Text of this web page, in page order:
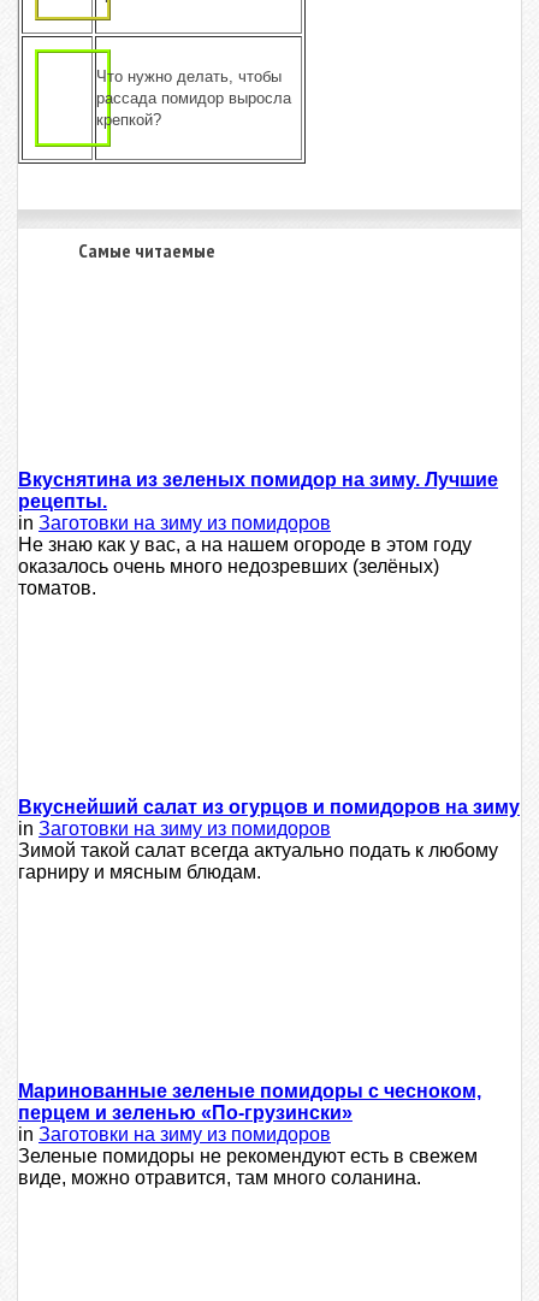
Что нужно делать, чтобы
рассада помидор выросла
крепкой?
Самые читаемые
Вкуснятина из зеленых помидор на зиму. Лучшие
рецепты.
in Заготовки на зиму из помидоров
Не знаю как у вас, а на нашем огороде в этом году
оказалось очень много недозревших (зелёных)
томатов.
Вкуснейший салат из огурцов и помидоров на зиму
in Заготовки на зиму из помидоров
Зимой такой салат всегда актуально подать к любому
гарниру и мясным блюдам.
Маринованные зеленые помидоры с чесноком,
перцем и зеленью «По-грузински»
in Заготовки на зиму из помидоров
Зеленые помидоры не рекомендуют есть в свежем
виде, можно отравится, там много соланина.